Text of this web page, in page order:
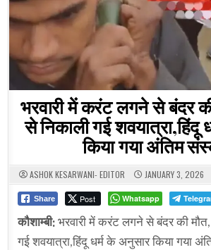
भरवारी में करंट लगने से बंदर
से निकाली गई शवयात्रा,हिंदू
किया गया अंतिम
ASHOK KESARWANI- EDITOR JANUARY 3, 2026
Share Post Whatsapp
कौशाम्बी: भरवारी में करंट लगने से बंदर की
गई शवयात्रा,हिंदू धर्म के अनुसार किया गया